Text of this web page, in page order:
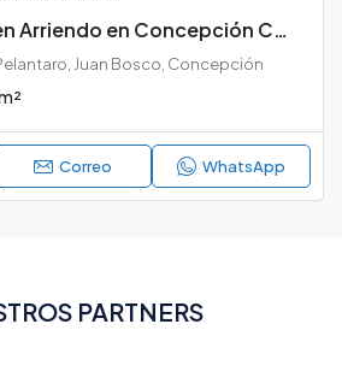
Departamento en Arriendo en Concepción Centro – Edificio Pelantaro – 2 Dormitorios + 2 Baños con Estacionamiento y Bodega
Juan Bosco, Concepción
Correo WhatsApp
PARTNERS